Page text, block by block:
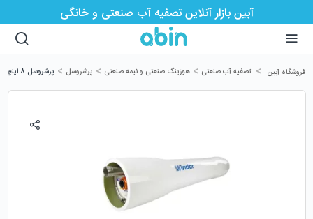
آبین بازار آنلاین تصفیه آب صنعتی و خانگی
فروشگاه آبین > تصفیه آب صنعتی > هوزینگ صنعتی و نیمه صنعتی > پرشروسل > پرشروسل 8 اینچ سه المانه اند پورت وایندر (Winder) 1200 psi